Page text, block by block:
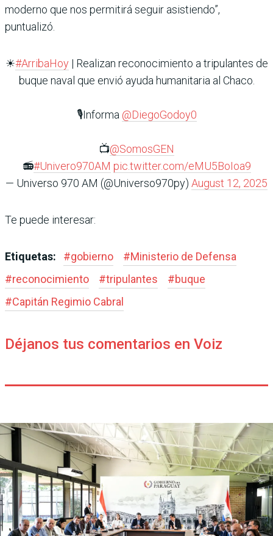
moderno que nos permitirá seguir asistiendo”,
puntualizó.
☀#ArribaHoy| Realizan reconocimiento a tripulantes de
buque naval que envió ayuda humanitaria al Chaco.
🎙️Informa @DiegoGodoy0
📺@SomosGEN
📻#Univero970AM pic.twitter.com/eMU5BoIoa9
— Universo 970 AM (@Universo970py) August 12, 2025
Te puede interesar:
Etiquetas: #gobierno #Ministerio de Defensa
#reconocimiento #tripulantes #buque
#Capitán Regimio Cabral
Déjanos tus comentarios en Voiz